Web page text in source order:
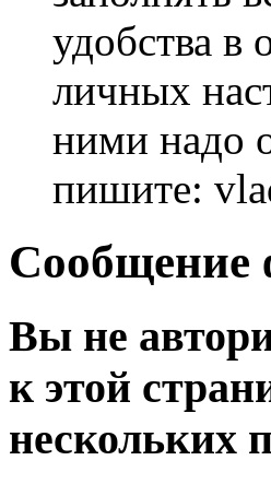
удобства в
личных
ними надо
пишите:
Сообщение
Вы не
к этой
нескольких